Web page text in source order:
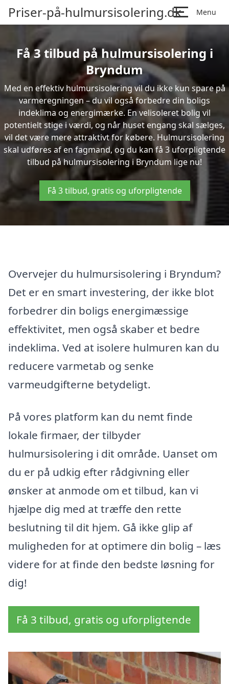
Priser-på-hulmursisolering.dk Menu
Få 3 tilbud på hulmursisolering i
Bryndum
Med en effektiv hulmursisolering vil du ikke kun spare på
varmeregningen – du vil også forbedre din boligs
indeklima og energimærke. En velisoleret bolig vil
potentielt stige i værdi, og når huset engang skal sælges,
vil det være mere attraktivt for købere. Hulmursisolering
skal udføres af en fagmand, og du kan få 3 uforpligtende
tilbud på hulmursisolering i Bryndum lige nu!
Få 3 tilbud, gratis og uforpligtende
Overvejer du hulmursisolering i Bryndum?
Det er en smart investering, der ikke blot
forbedrer din boligs energimæssige
effektivitet, men også skaber et bedre
indeklima. Ved at isolere hulmuren kan du
reducere varmetab og senke
varmeudgifterne betydeligt.
På vores platform kan du nemt finde
lokale firmaer, der tilbyder
hulmursisolering i dit område. Uanset om
du er på udkig efter rådgivning eller
ønsker at anmode om et tilbud, kan vi
hjælpe dig med at træffe den rette
beslutning til dit hjem. Gå ikke glip af
muligheden for at optimere din bolig – læs
videre for at finde den bedste løsning for
dig!
Få 3 tilbud, gratis og uforpligtende